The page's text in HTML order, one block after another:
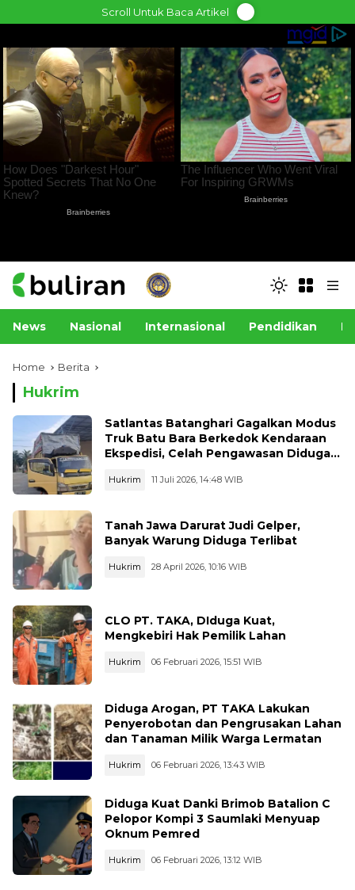
to
Scroll Untuk Baca Artikel
News Nasional Internasional Pendidikan
Home Berita
Hukrim
Satlantas Batanghari Gagalkan Modus
Truk Batu Bara Berkedok Kendaraan
Ekspedisi, Celah Pengawasan Diduga
Hukrim 11 Juli 2026, 14:48 WIB
Tanah Jawa Darurat Judi Gelper,
Banyak Warung Diduga Terlibat
Hukrim 28 April 2026, 10:16 WIB
CLO PT. TAKA, DIduga Kuat,
Mengkebiri Hak Pemilik Lahan
Hukrim 06 Februari 2026, 15:51 WIB
Diduga Arogan, PT TAKA Lakukan
Penyerobotan dan Pengrusakan Lahan
dan Tanaman Milik Warga Lermatan
Hukrim 06 Februari 2026, 13:43 WIB
Diduga Kuat Danki Brimob Batalion C
Pelopor Kompi 3 Saumlaki Menyuap
Oknum Pemred
Hukrim 06 Februari 2026, 13:12 WIB